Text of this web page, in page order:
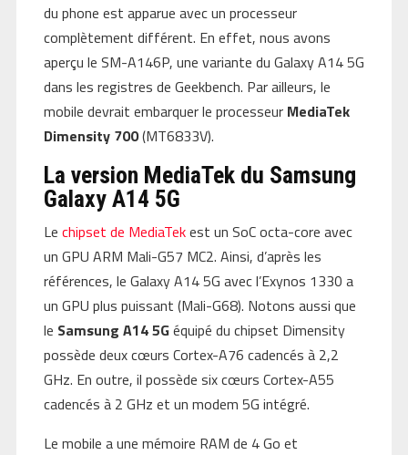
du phone est apparue avec un processeur
complètement différent. En effet, nous avons
aperçu le SM-A146P, une variante du Galaxy A14 5G
dans les registres de Geekbench. Par ailleurs, le
mobile devrait embarquer le processeur MediaTek
Dimensity 700(MT6833V).
La version MediaTek du Samsung
Galaxy A14 5G
Le chipset de MediaTekest un SoC octa-core avec
un GPU ARM Mali-G57 MC2. Ainsi, d’après les
références, le Galaxy A14 5G avec l’Exynos 1330 a
un GPU plus puissant (Mali-G68). Notons aussi que
le Samsung A14 5Géquipé du chipset Dimensity
possède deux cœurs Cortex-A76 cadencés à 2,2
GHz. En outre, il possède six cœurs Cortex-A55
cadencés à 2 GHz et un modem 5G intégré.
Le mobile a une mémoire RAM de 4 Go et